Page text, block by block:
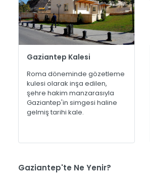
Gaziantep Kalesi
Roma döneminde gözetleme
kulesi olarak inşa edilen,
şehre hakim manzarasıyla
Gaziantep'in simgesi haline
gelmiş tarihi kale.
Gaziantep'te Ne Yenir?